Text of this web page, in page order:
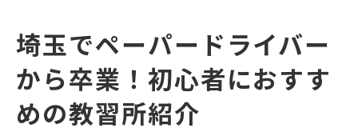
埼玉でペーパードライバー
から卒業！初心者におすす
めの教習所紹介